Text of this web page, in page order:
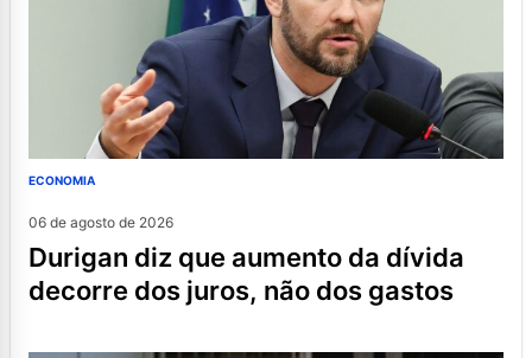
ECONOMIA
06 de agosto de 2026
durigan diz que aumento da dívida
decorre dos juros, não dos gastos